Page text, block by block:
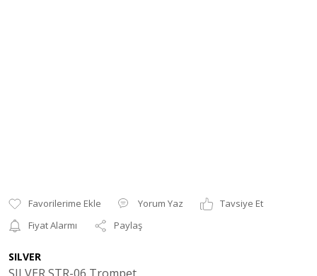
Yorum Yaz
Tavsiye Et
Fiyat Alarmı
Paylaş
SILVER